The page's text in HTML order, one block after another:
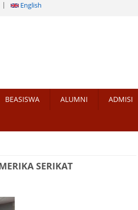
English
BEASISWA ALUMNI ADMISI
SERIKAT